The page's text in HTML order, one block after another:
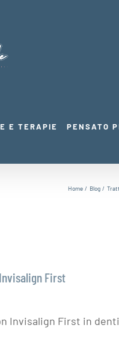
E TERAPIE PENSATO
Home Blog
First
Invisalign First in